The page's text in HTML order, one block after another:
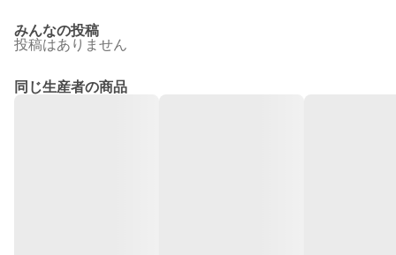
みんなの投稿
投稿はありません
同じ生産者の商品